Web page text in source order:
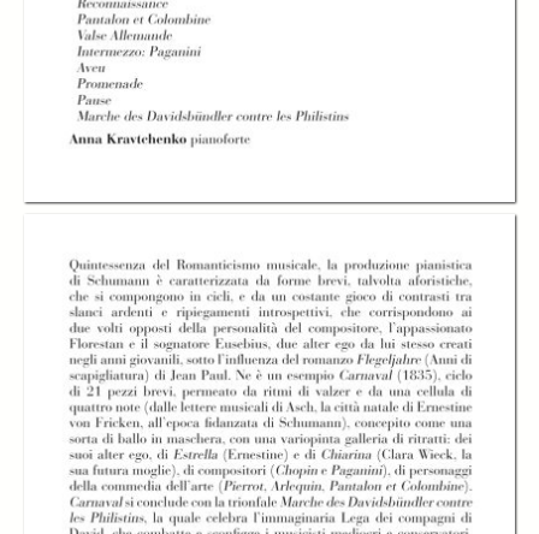
SCHUMANN
IL PIANOFORTE DI
SCHUMANN
IL PIANOFORTE DI
SCHUMANN
IL PIANOFORTE DI
SCHUMANN